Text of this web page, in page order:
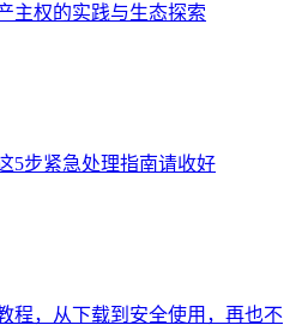
主权的实践与生态探索
5步紧急处理指南请收好
程，从下载到安全使用，再也不